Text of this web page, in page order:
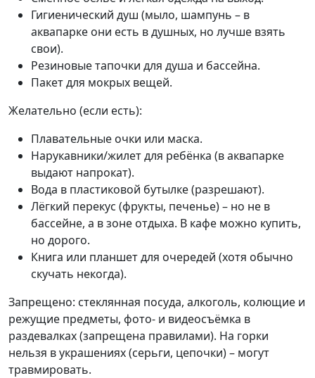
Гигиенический душ (мыло, шампунь – в
аквапарке они есть в душных, но лучше взять
свои).
Резиновые тапочки для душа и бассейна.
Пакет для мокрых вещей.
Желательно (если есть):
Плавательные очки или маска.
Нарукавники/жилет для ребёнка (в аквапарке
выдают напрокат).
Вода в пластиковой бутылке (разрешают).
Лёгкий перекус (фрукты, печенье) – но не в
бассейне, а в зоне отдыха. В кафе можно купить,
но дорого.
Книга или планшет для очередей (хотя обычно
скучать некогда).
Запрещено: стеклянная посуда, алкоголь, колющие и
режущие предметы, фото- и видеосъёмка в
раздевалках (запрещена правилами). На горки
нельзя в украшениях (серьги, цепочки) – могут
травмировать.